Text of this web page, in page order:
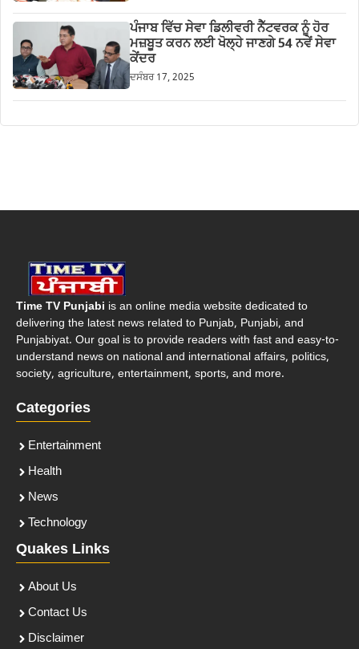
ਪੰਜਾਬ ਵਿੱਚ ਸੇਵਾ ਡਿਲੀਵਰੀ ਨੈੱਟਵਰਕ ਨੂੰ ਹੋਰ
ਮਜ਼ਬੂਤ ਕਰਨ ਲਈ ਖੋਲ੍ਹੇ ਜਾਣਗੇ 54 ਨਵੇਂ ਸੇਵਾ
ਕੇਂਦਰ
ਦਸੰਬਰ 17, 2025
Time TV Punjabi is an online media website dedicated to
delivering the latest news related to Punjab, Punjabi, and
Punjabiyat. Our goal is to provide readers with fast and easy-to-
understand news on national and international affairs, politics,
society, agriculture, entertainment, sports, and more.
Categories
Entertainment
Health
News
Technology
Quakes Links
About Us
Contact Us
Disclaimer